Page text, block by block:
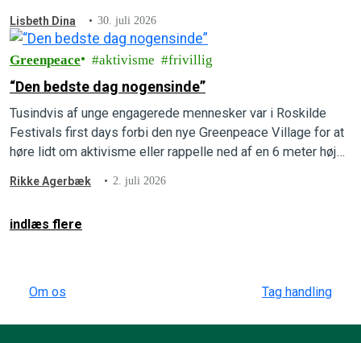
Lisbeth Dina 30. juli 2026
Greenpeace aktivisme frivillig
“Den bedste dag nogensinde”
Tusindvis af unge engagerede mennesker var i Roskilde
Festivals first days forbi den nye Greenpeace Village for at
høre lidt om aktivisme eller rappelle ned af en 6 meter høj
Rikke Agerbæk 2. juli 2026
indlæs flere
Om os Tag handling